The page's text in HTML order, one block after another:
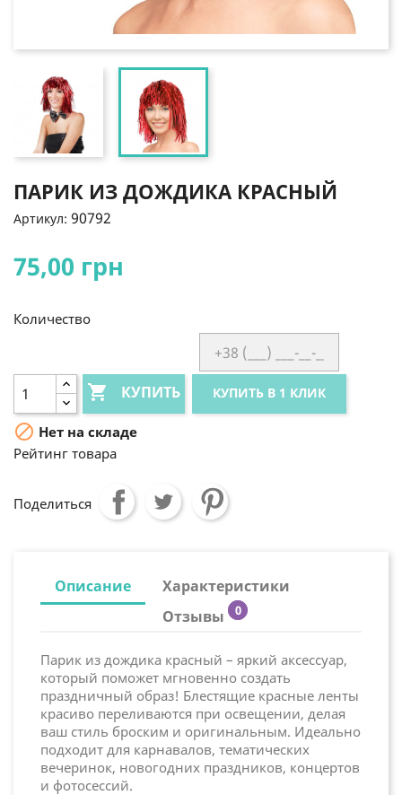
ПАРИК ИЗ ДОЖДИКА КРАСНЫЙ
Артикул: 90792
75,00 грн
Количество
 КУПИТЬ КУПИТЬ В 1 КЛИК
 Нет на складе
Рейтинг товара
Поделиться
Описание
Характеристики
Отзывы
0
Парик из дождика красный – яркий аксессуар,
который поможет мгновенно создать
праздничный образ! Блестящие красные ленты
красиво переливаются при освещении, делая
ваш стиль броским и оригинальным. Идеально
подходит для карнавалов, тематических
вечеринок, новогодних праздников, концертов
и фотосессий.